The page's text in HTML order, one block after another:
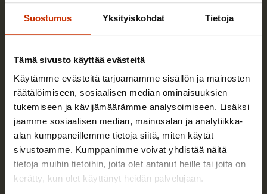
Suostumus Yksityiskohdat Tietoja
Tämä sivusto käyttää evästeitä
Käytämme evästeitä tarjoamamme sisällön ja mainosten
räätälöimiseen, sosiaalisen median ominaisuuksien
tukemiseen ja kävijämäärämme analysoimiseen. Lisäksi
jaamme sosiaalisen median, mainosalan ja analytiikka-
alan kumppaneillemme tietoja siitä, miten käytät
sivustoamme. Kumppanimme voivat yhdistää näitä
tietoja muihin tietoihin, joita olet antanut heille tai joita on
kerätty, kun olet käyttänyt heidän palvelujaan.
Samuli Hiilesniemi